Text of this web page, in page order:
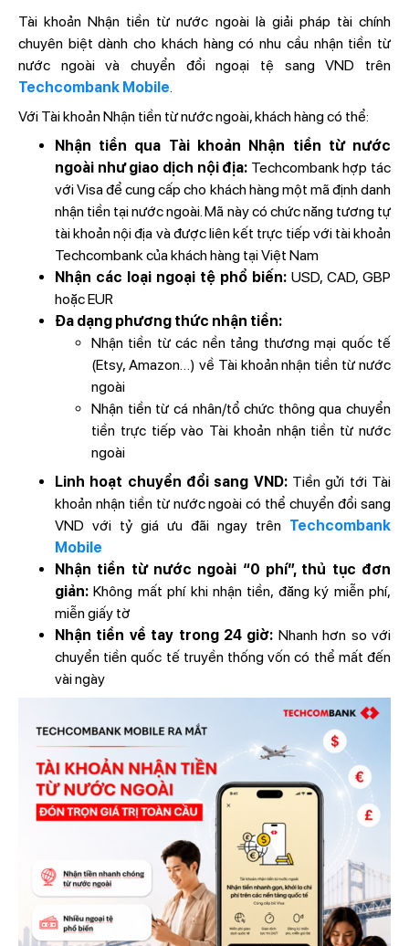
Tài khoản Nhận tiền từ nước ngoài là giải pháp tài chính
chuyên biệt dành cho khách hàng có nhu cầu nhận tiền từ
nước ngoài và chuyển đổi ngoại tệ sang VND trên
Techcombank Mobile.
Với Tài khoản Nhận tiền từ nước ngoài, khách hàng có thể:
Nhận tiền qua Tài khoản Nhận tiền từ nước
ngoài như giao dịch nội địa: Techcombank hợp tác
với Visa để cung cấp cho khách hàng một mã định danh
nhận tiền tại nước ngoài. Mã này có chức năng tương tự
tài khoản nội địa và được liên kết trực tiếp với tài khoản
Techcombank của khách hàng tại Việt Nam
Nhận các loại ngoại tệ phổ biến:USD, CAD, GBP
hoặc EUR
Đa dạng phương thức nhận tiền:
Nhận tiền từ các nền tảng thương mại quốc tế
(Etsy, Amazon…) về Tài khoản nhận tiền từ nước
ngoài
Nhận tiền từ cá nhân/tổ chức thông qua chuyển
tiền trực tiếp vào Tài khoản nhận tiền từ nước
ngoài
Linh hoạt chuyển đổi sang VND: Tiền gửi tới Tài
khoản nhận tiền từ nước ngoài có thể chuyển đổi sang
VND với tỷ giá ưu đãi ngay trên Techcombank
Mobile
Nhận tiền từ nước ngoài “0 phí”, thủ tục đơn
giản:Không mất phí khi nhận tiền, đăng ký miễn phí,
miễn giấy tờ
Nhận tiền về tay trong 24 giờ: Nhanh hơn so với
chuyển tiền quốc tế truyền thống vốn có thể mất đến
vài ngày